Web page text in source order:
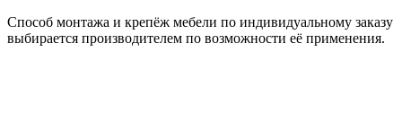
Способ монтажа и крепёж мебели по индивидуальному заказу
выбирается производителем по возможности её применения.